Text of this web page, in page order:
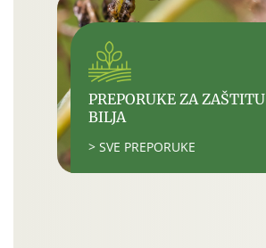
PREPORUKE ZA ZAŠTITU
BILJA
> SVE PREPORUKE